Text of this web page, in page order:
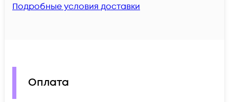
Подробные условия доставки
Оплата